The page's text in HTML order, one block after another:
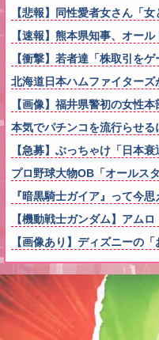
【悲報】同性愛者女さん「
【速報】熊本県知事、オー
【衝撃】若者達「株取引を
北海道日本ハムファイター
【画像】福井県警初の女性
本気でパチンコを流行らせ
【急募】ぶっちゃけ「日本
プロ野球大物OB「オールス
『暗黒騎士ガイア』って今
【機動戦士ガンダム】アム
【画像あり】ディズニーの